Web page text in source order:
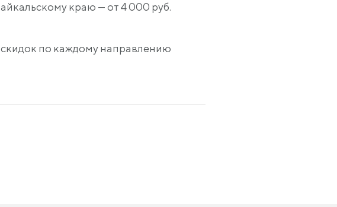
краю — от 4 000 руб.
по каждому направлению